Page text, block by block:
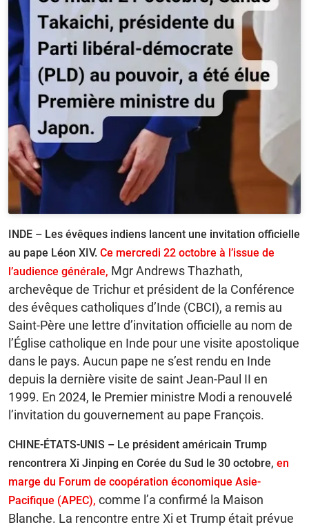
INDE – Les évêques indiens lancent une invitation officielle
au pape Léon XIV. Ce mercredi 22 octobre à l’issue de
l’audience générale, Mgr Andrews Thazhath,
archevêque de Trichur et président de la Conférence
des évêques catholiques d’Inde (CBCI), a remis au
Saint-Père une lettre d’invitation officielle au nom de
l’Église catholique en Inde pour une visite apostolique
dans le pays. Aucun pape ne s’est rendu en Inde
depuis la dernière visite de saint Jean-Paul II en
1999. En 2024, le Premier ministre Modi a renouvelé
l’invitation du gouvernement au pape François.
CHINE-ÉTATS-UNIS – Le président américain Trump
rencontrera Xi Jinping en Corée du Sud le 30 octobre, en
marge du Forum de coopération économique Asie-
Pacifique (APEC), comme l’a confirmé la Maison
Blanche. La rencontre entre Xi et Trump était prévue